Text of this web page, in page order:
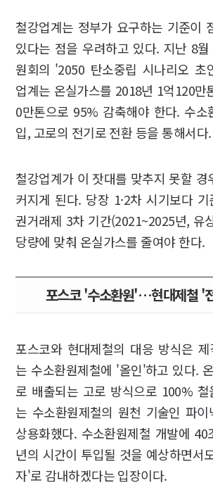
철강업계는 정부가 요구하는 기준이
있다는 점을 우려하고 있다. 지난 8
원회의 '2050 탄소중립 시나리오 초
업계는 온실가스를 2018년 1억120만
0만톤으로 95% 감축해야 한다. 수
입, 고로의 전기로 전환 등을 통해서다.
철강업계가 이 잣대를 맞추지 못할 경
커지게 된다. 당장 1·2차 시기보다
권거래제 3차 기간(2021~2025년, 유
당량에 맞춰 온실가스를 줄여야 한다.
포스코 '수소환원'…현대제철 '
포스코와 현대제철의 대응 방식은
는 수소환원제철에 '올인'하고 있다.
로 배출되는 고로 방식으로 100%
는 수소환원제철의 원천 기술인 파이
상용화했다. 수소환원제철 개발에
년의 시간이 투입될 것을 예상하면서
자'로 감내하겠다는 입장이다.